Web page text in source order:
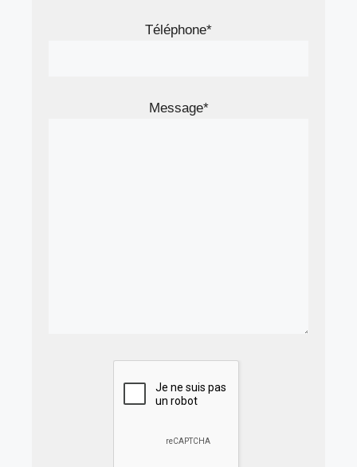
Téléphone*
Message*